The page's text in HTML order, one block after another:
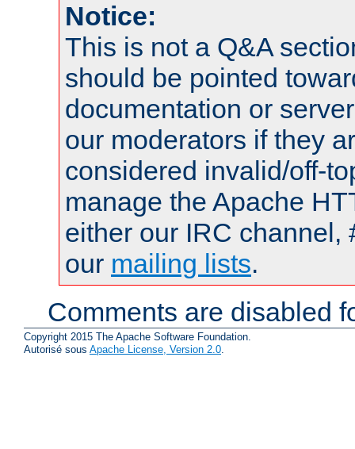
Notice:
This is not a Q&A
should be pointed
documentation or
our moderators if they
considered invalid/off-
manage the Apache
either our IRC channel,
our mailing lists.
Comments are disabled
Copyright 2015 The Apache Software Foundation.
Autorisé sous Apache License, Version 2.0